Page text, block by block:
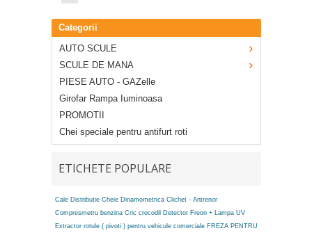
Categorii
AUTO SCULE
SCULE DE MANA
PIESE AUTO - GAZelle
Girofar Rampa Iuminoasa
PROMOTII
Chei speciale pentru antifurt roti
ETICHETE POPULARE
Cale Distributie Cheie Dinamometrica Clichet - Antrenor
Compresmetru benzina Cric crocodil Detector Freon + Lampa UV
Extractor rotule ( pivoti ) pentru vehicule comerciale FREZA PENTRU